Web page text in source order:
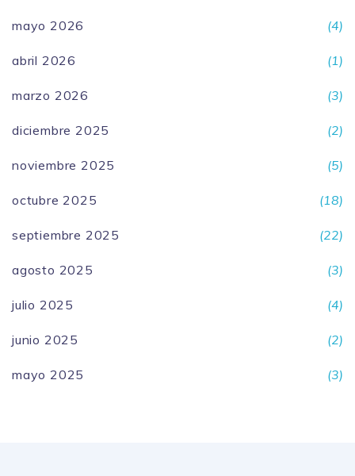
mayo 2026 (4)
abril 2026 (1)
marzo 2026 (3)
diciembre 2025 (2)
noviembre 2025 (5)
octubre 2025 (18)
septiembre 2025 (22)
agosto 2025 (3)
julio 2025 (4)
junio 2025 (2)
mayo 2025 (3)